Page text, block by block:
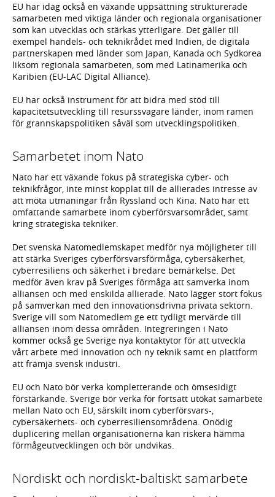
EU har idag också en växande uppsättning strukturerade
samarbeten med viktiga länder och regionala organisationer
som kan utvecklas och stärkas ytterligare. Det gäller till
exempel handels- och teknikrådet med Indien, de digitala
partnerskapen med länder som Japan, Kanada och Sydkorea
liksom regionala samarbeten, som med Latinamerika och
Karibien (EU-LAC Digital Alliance).
EU har också instrument för att bidra med stöd till
kapacitetsutveckling till resurssvagare länder, inom ramen
för grannskapspolitiken såväl som utvecklingspolitiken.
Samarbetet inom Nato
Nato har ett växande fokus på strategiska cyber- och
teknikfrågor, inte minst kopplat till de allierades intresse av
att möta utmaningar från Ryssland och Kina. Nato har ett
omfattande samarbete inom cyberförsvarsområdet, samt
kring strategiska tekniker.
Det svenska Natomedlemskapet medför nya möjligheter till
att stärka Sveriges cyberförsvarsförmåga, cybersäkerhet,
cyberresiliens och säkerhet i bredare bemärkelse. Det
medför även krav på Sveriges förmåga att samverka inom
alliansen och med enskilda allierade. Nato lägger stort fokus
på samverkan med den innovationsdrivna privata sektorn.
Sverige vill som Natomedlem ge ett tydligt mervärde till
alliansen inom dessa områden. Integreringen i Nato
kommer också ge Sverige nya kontaktytor för att utveckla
vårt arbete med innovation och ny teknik samt en plattform
att främja svensk industri.
EU och Nato bör verka kompletterande och ömsesidigt
förstärkande. Sverige bör verka för fortsatt utökat samarbete
mellan Nato och EU, särskilt inom cyberförsvars-,
cybersäkerhets- och cyberresiliensområdena. Onödig
duplicering mellan organisationerna kan riskera hämma
förmågeutvecklingen och bör undvikas.
Nordiskt och nordiskt-baltiskt samarbete